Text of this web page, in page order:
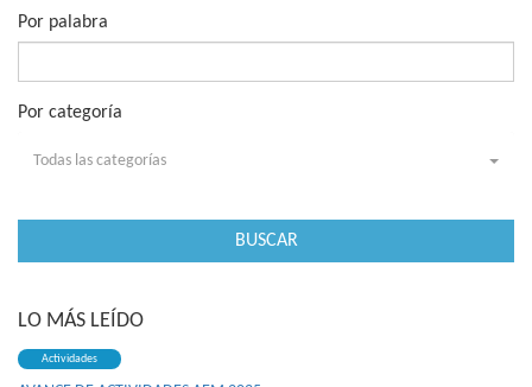
Por palabra
Por categoría
Todas las categorías
BUSCAR
LO MÁS LEÍDO
Actividades